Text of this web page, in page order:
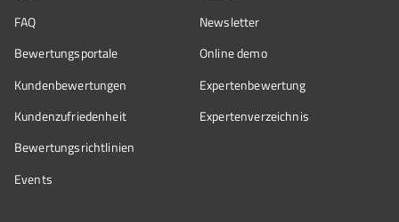
FAQ
Bewertungsportale
Kundenbewertungen
Kundenzufriedenheit
Bewertungs­richtlinien
Events
Newsletter
Online demo
Expertenbewertung
Expertenverzeichnis